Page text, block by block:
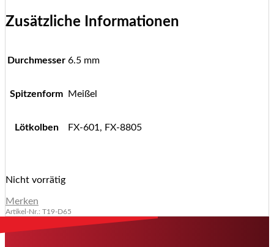
Zusätzliche Informationen
Durchmesser 6.5 mm
Spitzenform Meißel
Lötkolben FX-601, FX-8805
Nicht vorrätig
Merken
Artikel-Nr.: T19-D65